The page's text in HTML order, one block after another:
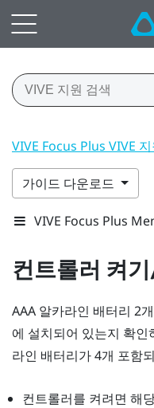
VIVE Focus Plus VIVE 지
가이드 다운로드
VIVE Focus Plus
컨트롤러 켜
AAA 알카라인 배터리 2
에 설치되어 있는지 확
라인 배터리가 4개 포함
컨트롤러를 켜려면 해